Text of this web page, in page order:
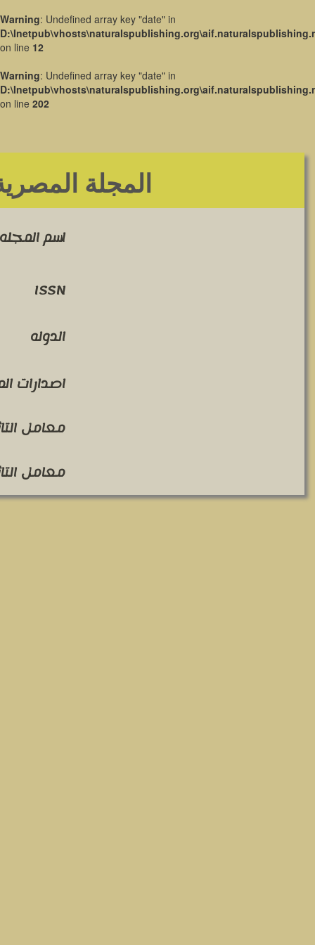
Warning: Undefined array key "date" in
on line 12
Warning: Undefined array key "date" in
on line 202
المجلة
اسم المجله
ISSN
الدوله
اصدارات
معامل
معامل